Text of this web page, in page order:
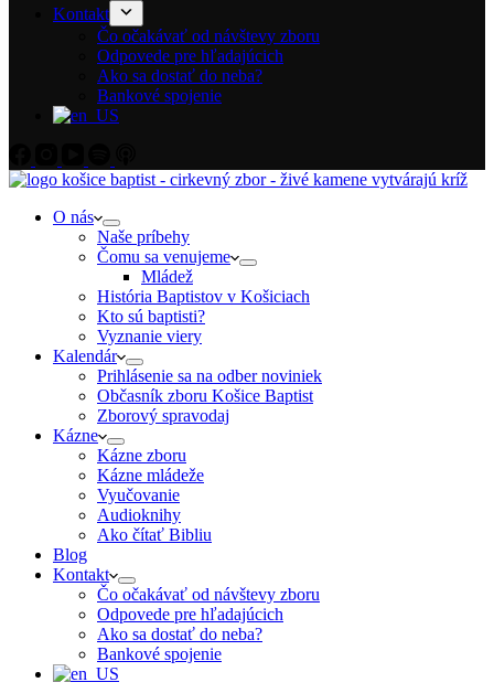
Kontakt
Čo očakávať od návštevy zboru
Odpovede pre hľadajúcich
Ako sa dostať do neba?
Bankové spojenie
O nás
Naše príbehy
Čomu sa venujeme
Mládež
História Baptistov v Košiciach
Kto sú baptisti?
Vyznanie viery
Kalendár
Prihlásenie sa na odber noviniek
Občasník zboru Košice Baptist
Zborový spravodaj
Kázne
Kázne zboru
Kázne mládeže
Vyučovanie
Audioknihy
Ako čítať Bibliu
Blog
Kontakt
Čo očakávať od návštevy zboru
Odpovede pre hľadajúcich
Ako sa dostať do neba?
Bankové spojenie